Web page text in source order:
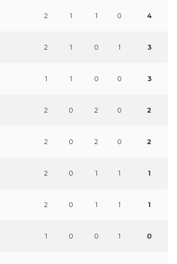
2 1 1 0 4
2 1 0 1 3
1 1 0 0 3
2 0 2 0 2
2 0 2 0 2
2 0 1 1 1
2 0 1 1 1
1 0 0 1 0